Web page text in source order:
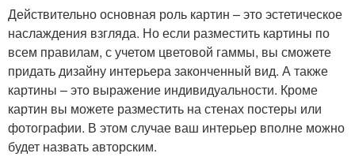
Действительно основная роль картин – это эстетическое
наслаждения взгляда. Но если разместить картины по
всем правилам, с учетом цветовой гаммы, вы сможете
придать дизайну интерьера законченный вид. А также
картины – это выражение индивидуальности. Кроме
картин вы можете разместить на стенах постеры или
фотографии. В этом случае ваш интерьер вполне можно
будет назвать авторским.